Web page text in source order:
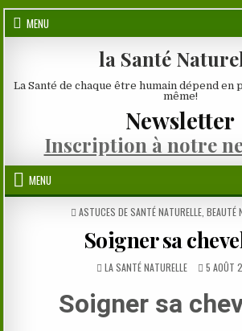
Skip
MENU
la Santé
La Santé de chaque être humain dépend
même!
Newsletter
Inscription à notre
MENU
POSTED
ASTUCES DE SANTÉ NATURELLE, BEAUTÉ
Soigner sa
AUTHOR:
LA SANTÉ NATURELLE 5 AOÛT
Soigner sa